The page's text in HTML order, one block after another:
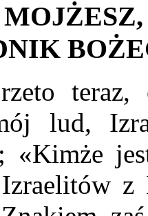
MOJŻESZ,
B
teraz,
lud,
«Kimże
z